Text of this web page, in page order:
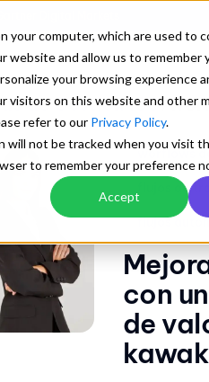
your computer, which are used to
website and allow us to remember
your browsing experience
visitors on this website and other
refer to our Privacy Policy.
will not be tracked when you visit
to remember your preference
Accept
de Gestion ISO/
worflows
flujos de
flujos
con
de